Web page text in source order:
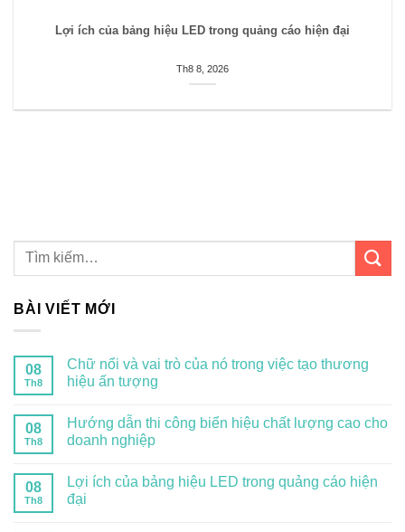
Lợi ích của bảng hiệu LED trong quảng cáo hiện đại
Th8 8, 2026
BÀI VIẾT MỚI
08
Th8
Chữ nổi và vai trò của nó trong việc tạo thương
hiệu ấn tượng
08
Th8
Hướng dẫn thi công biển hiệu chất lượng cao cho
doanh nghiệp
08
Th8
Lợi ích của bảng hiệu LED trong quảng cáo hiện
đại